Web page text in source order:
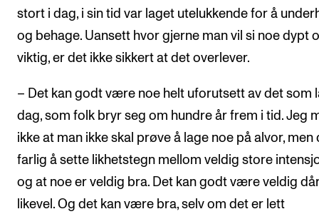
stort i dag, i sin tid var laget utelukkende for å
og behage. Uansett hvor gjerne man vil si noe dypt
viktig, er det ikke sikkert at det overlever.
– Det kan godt være noe helt uforutsett av det som
dag, som folk bryr seg om hundre år frem i tid. Jeg
ikke at man ikke skal prøve å lage noe på alvor, men
farlig å sette likhetstegn mellom veldig store
og at noe er veldig bra. Det kan godt være veldig
likevel. Og det kan være bra, selv om det er lett